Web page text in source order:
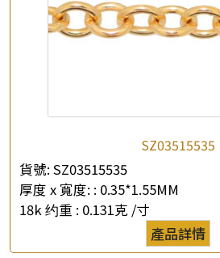
SZ03515535
貨號: SZ03515535
厚度 x 寬度: : 0.35*1.55MM
18k 约重 : 0.131克 /寸
產品詳情